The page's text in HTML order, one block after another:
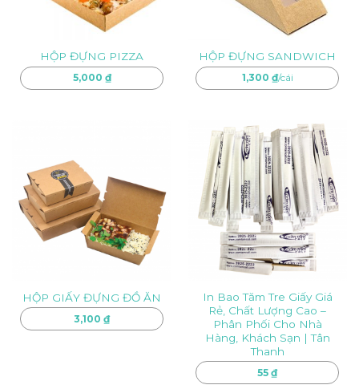
HỘP ĐỰNG PIZZA
5,000 ₫
HỘP ĐỰNG SANDWICH
1,300 ₫/cái
HỘP GIẤY ĐỰNG ĐỒ ĂN
3,100 ₫
In Bao Tăm Tre Giấy Giá
Rẻ, Chất Lượng Cao –
Phân Phối Cho Nhà
Hàng, Khách Sạn | Tân
Thanh
55 ₫